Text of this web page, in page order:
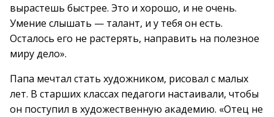
вырастешь быстрее. Это и хорошо, и не очень.
Умение слышать — талант, и у тебя он есть.
Осталось его не растерять, направить на полезное
миру дело».
Папа мечтал стать художником, рисовал с малых
лет. В старших классах педагоги настаивали, чтобы
он поступил в художественную академию. «Отец не